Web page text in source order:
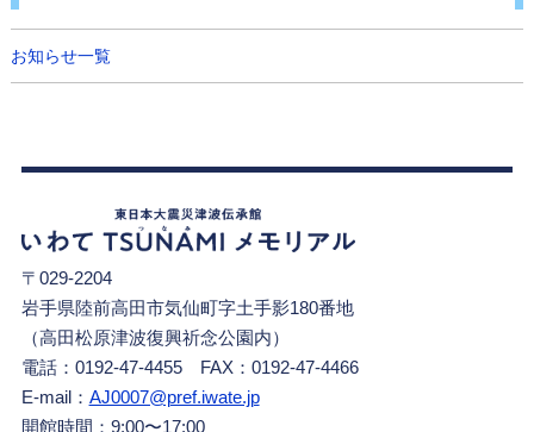
お知らせ一覧
〒029-2204
岩手県陸前高田市気仙町字土手影180番地
（高田松原津波復興祈念公園内）
電話：0192-47-4455 FAX：0192-47-4466
E-mail： AJ0007@pref.iwate.jp
開館時間：9:00〜17:00